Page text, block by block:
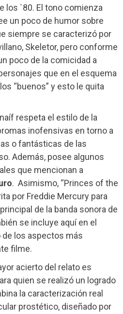
los `80. El tono comienza
un poco de humor sobre
siempre se caracterizó por
Skeletor, pero conforme
poco de la comicidad a
que en el esquema
“buenos” y esto le quita
respeta el estilo de la
inofensivas en torno a
o fantásticas de las
Además, posee algunos
que mencionan a
. Asimismo, “Princes of the
por Freddie Mercury para
de la banda sonora de
se incluye aquí en el
de los aspectos más
filme.
acierto del relato es
quien se realizó un logrado
la caracterización real
prostético, diseñado por